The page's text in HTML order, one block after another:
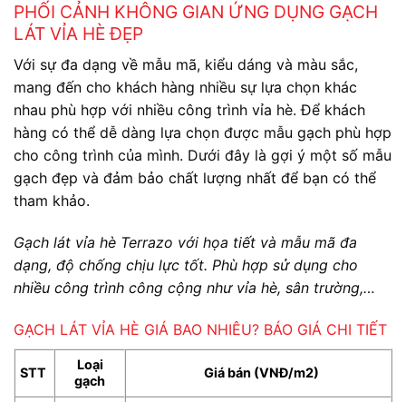
PHỐI CẢNH KHÔNG GIAN ỨNG DỤNG GẠCH
LÁT VỈA HÈ ĐẸP
Với sự đa dạng về mẫu mã, kiểu dáng và màu sắc,
mang đến cho khách hàng nhiều sự lựa chọn khác
nhau phù hợp với nhiều công trình vỉa hè. Để khách
hàng có thể dễ dàng lựa chọn được mẫu gạch phù hợp
cho công trình của mình. Dưới đây là gợi ý một số mẫu
gạch đẹp và đảm bảo chất lượng nhất để bạn có thể
tham khảo.
Gạch lát vỉa hè Terrazo với họa tiết và mẫu mã đa
dạng, độ chống chịu lực tốt. Phù hợp sử dụng cho
nhiều công trình công cộng như vỉa hè, sân trường,…
GẠCH LÁT VỈA HÈ GIÁ BAO NHIÊU? BÁO GIÁ CHI TIẾT
STT
Loại
gạch
Giá bán (VNĐ/m2)